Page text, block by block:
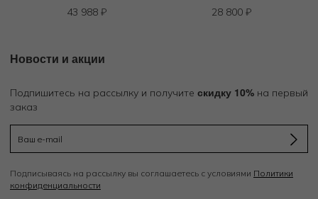
43 988 ₽ 28 800 ₽
Новости и акции
Подпишитесь на рассылку и получите скидку 10% на первый
заказ
Подписываясь на рассылку вы соглашаетесь с условиями Политики
конфиденциальности